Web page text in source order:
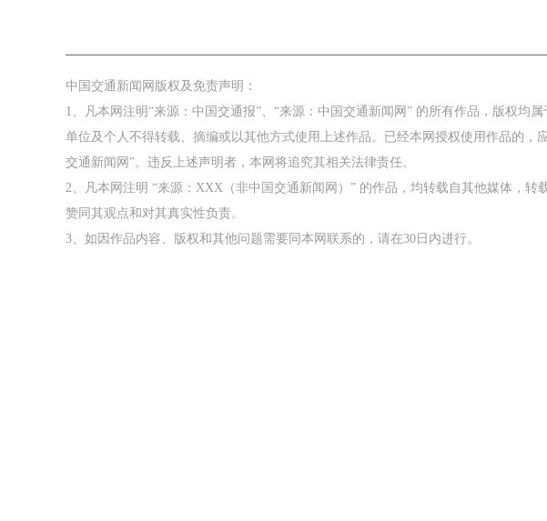
中国交通新闻网版权及免责声明：
1、凡本网注明“来源：中国交通报”、“来源：中国交通新闻网” 的所有作品，版权均
单位及个人不得转载、摘编或以其他方式使用上述作品。已经本网授权使用作品的，
交通新闻网”。违反上述声明者，本网将追究其相关法律责任。
2、凡本网注明 “来源：XXX（非中国交通新闻网）” 的作品，均转载自其他媒体，转
赞同其观点和对其真实性负责。
3、如因作品内容、版权和其他问题需要同本网联系的，请在30日内进行。
中交报智能审校系统上线 铁路榜样